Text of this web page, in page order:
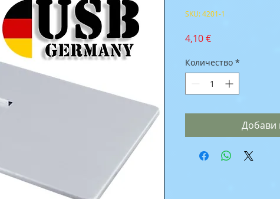
SKU: 4201-1
4,10 €Цена
Количество *
Добави